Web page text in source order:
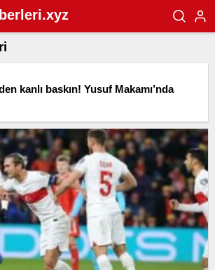
kanlı baskın! Yusuf Makamı’nda